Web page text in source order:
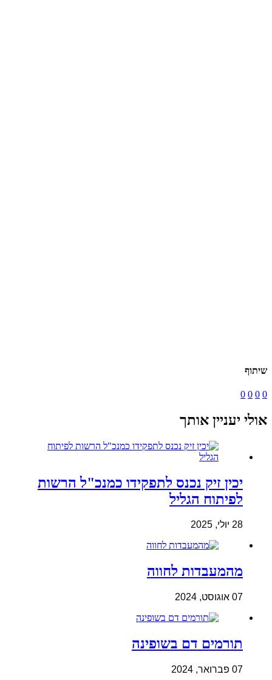
שיתוף
0
0
0
0
אולי יעניין אותך
יכין זיק נכנס לתפקידו כמנכ"ל הרשות
לפיתוח הגליל
28 יולי, 2025
מהמעבדות לחווה
07 אוגוסט, 2024
תורמים דם בשופינה
07 פברואר, 2024